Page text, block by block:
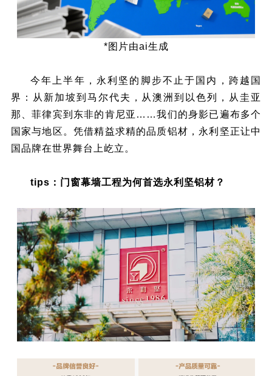
*图片由ai生成
今年上半年，永利坚的脚步不止于国内，跨越国
界：从新加坡到马尔代夫，从澳洲到以色列，从圭亚
那、菲律宾到东非的肯尼亚……我们的身影已遍布多个
国家与地区。凭借精益求精的品质铝材，永利坚正让中
国品牌在世界舞台上屹立。
tips：门窗幕墙工程为何首选永利坚铝材？